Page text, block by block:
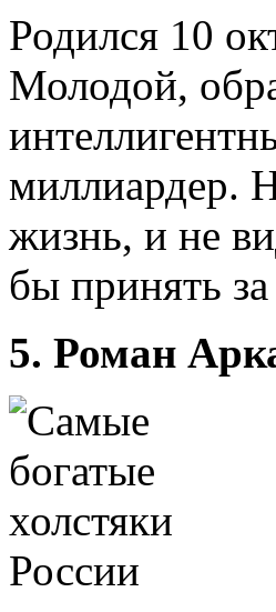
Родился 10
Молодой,
миллиардер.
жизнь, и не
бы принять
5. Роман